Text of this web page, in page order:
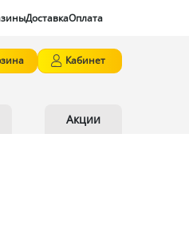
ДоставкаОплата
Кабинет
Акции